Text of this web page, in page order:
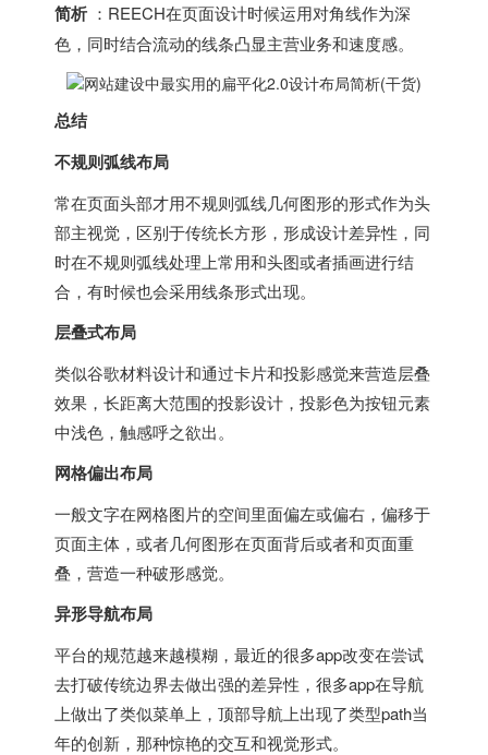
简析 ：REECH在页面设计时候运用对角线作为深
色，同时结合流动的线条凸显主营业务和速度感。
总结
不规则弧线布局
常在页面头部才用不规则弧线几何图形的形式作为头
部主视觉，区别于传统长方形，形成设计差异性，同
时在不规则弧线处理上常用和头图或者插画进行结
合，有时候也会采用线条形式出现。
层叠式布局
类似谷歌材料设计和通过卡片和投影感觉来营造层叠
效果，长距离大范围的投影设计，投影色为按钮元素
中浅色，触感呼之欲出。
网格偏出布局
一般文字在网格图片的空间里面偏左或偏右，偏移于
页面主体，或者几何图形在页面背后或者和页面重
叠，营造一种破形感觉。
异形导航布局
平台的规范越来越模糊，最近的很多app改变在尝试
去打破传统边界去做出强的差异性，很多app在导航
上做出了类似菜单上，顶部导航上出现了类型path当
年的创新，那种惊艳的交互和视觉形式。